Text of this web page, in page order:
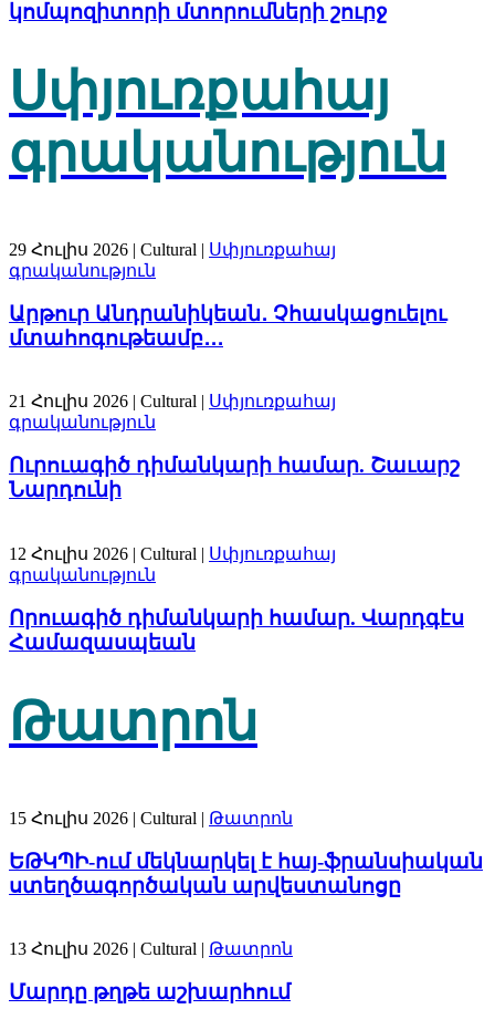
կոմպոզիտորի մտորումների շուրջ
Սփյուռքահայ
գրականություն
29 Հուլիս 2026 | Cultural | Սփյուռքահայ
գրականություն
Արթուր Անդրանիկեան․ Չհասկացուելու
մտահոգութեամբ․․․
21 Հուլիս 2026 | Cultural | Սփյուռքահայ
գրականություն
Ուրուագիծ դիմանկարի համար. Շաւարշ
Նարդունի
12 Հուլիս 2026 | Cultural | Սփյուռքահայ
գրականություն
Որուագիծ դիմանկարի համար. Վարդգէս
Համազասպեան
Թատրոն
15 Հուլիս 2026 | Cultural | Թատրոն
ԵԹԿՊԻ-ում մեկնարկել է հայ-ֆրանսիական
ստեղծագործական արվեստանոցը
13 Հուլիս 2026 | Cultural | Թատրոն
Մարդը թղթե աշխարհում